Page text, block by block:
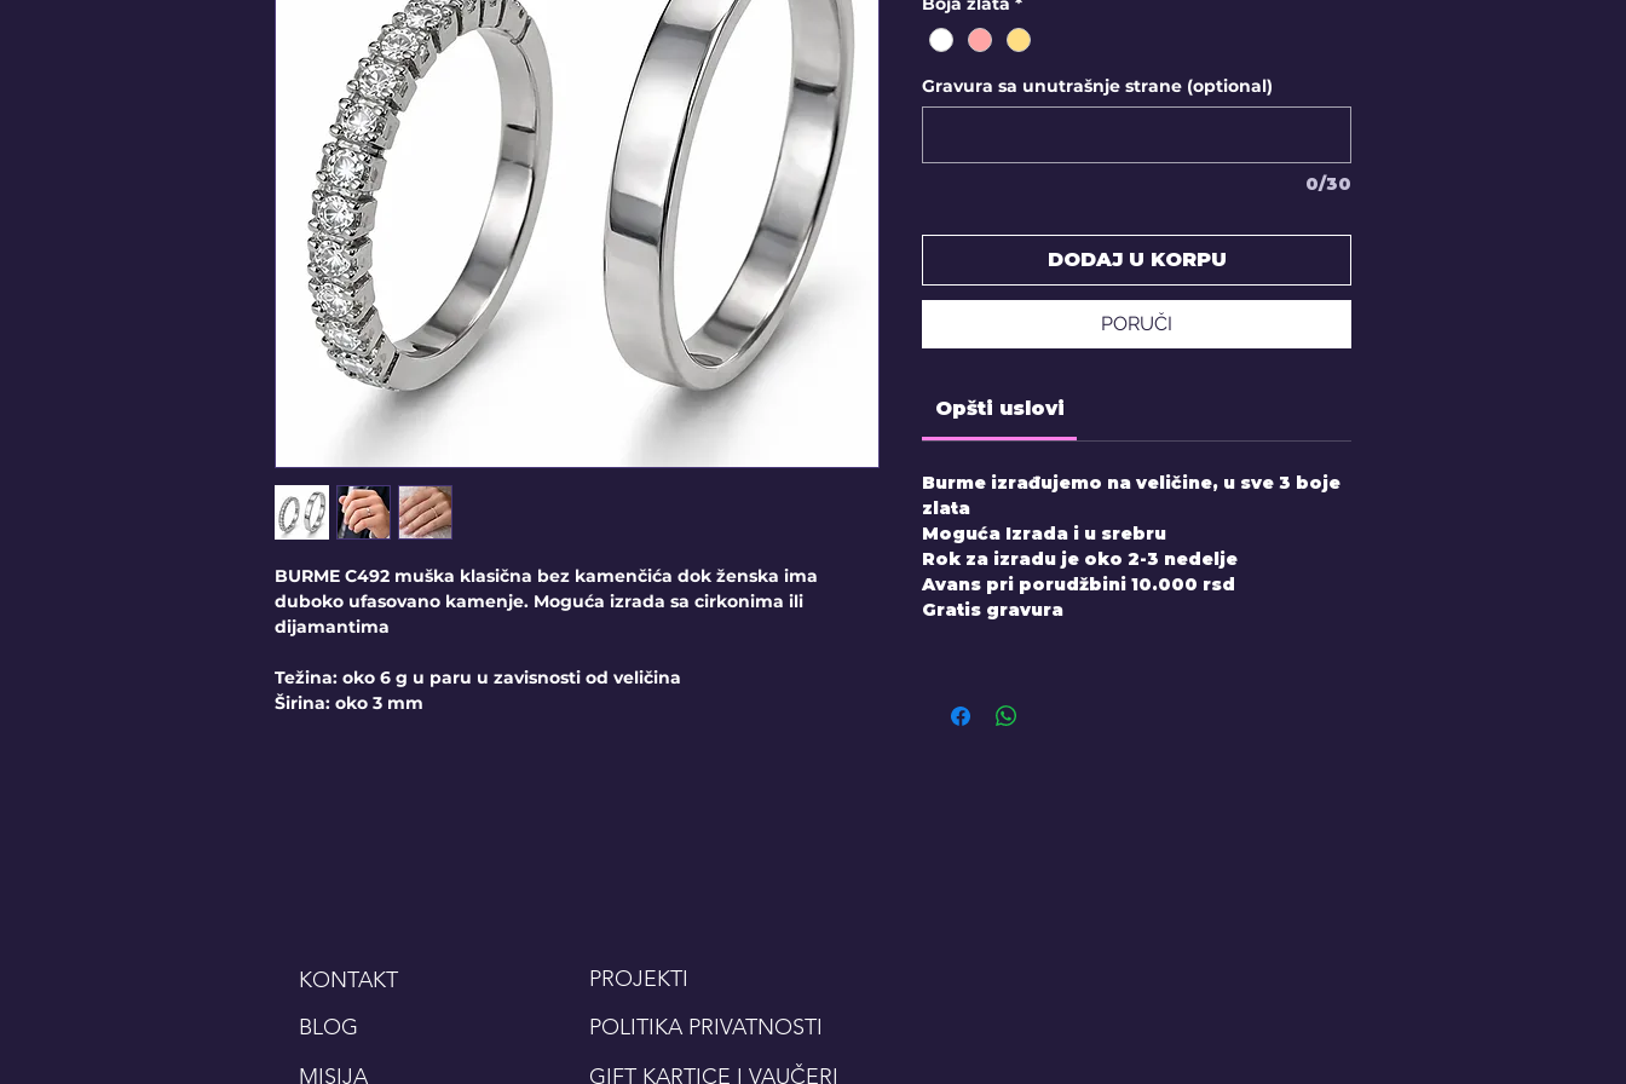
BURME C492 muška klasična bez kamenčića dok ženska ima
duboko ufasovano kamenje. Moguća izrada sa cirkonima ili
dijamantima
Težina: oko 6 g u paru u zavisnosti od veličina
Širina: oko 3 mm
Gravura sa unutrašnje strane (optional)
0/30
DODAJ U KORPU
PORUČI
Opšti uslovi
Burme izrađujemo na veličine, u sve 3 boje
zlata
Moguća Izrada i u srebru
Rok za izradu je oko 2-3 nedelje
Avans pri porudžbini 10.000 rsd
Gratis gravura
KONTAKT
PROJEKTI
BLOG
POLITIKA PRIVATNOSTI
MISIJA
GIFT KARTICE I VAUČERI